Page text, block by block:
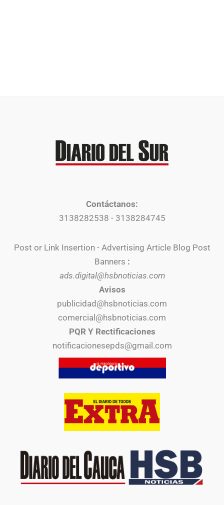
Contáctanos:
3138282538 - 3138284745
Post or Link Insertion - Advertising Article Blog Post
Banners :
ads.digital@hsbnoticias.com
Avisos
publicidad@hsbnoticias.com
comercial@hsbnoticias.com
PQR Y Rectificaciones
notificacionesepds@gmail.com